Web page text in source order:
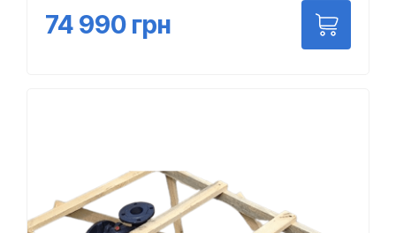
74 990 грн